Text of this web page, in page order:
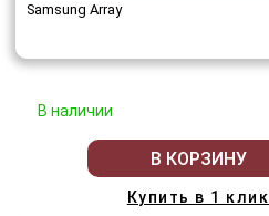
Samsung Array
В наличии
В КОРЗИНУ
Купить в 1 клик